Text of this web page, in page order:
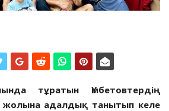
тұратын Үмбетовтердің
жолына адалдық танытып келе